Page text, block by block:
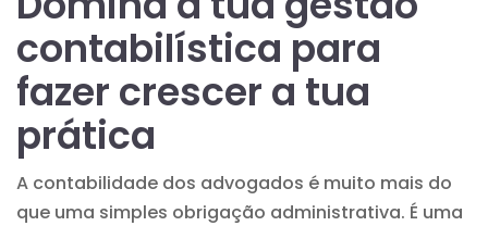
contabilística para
fazer crescer a tua
prática
A contabilidade dos advogados é muito mais do
que uma simples obrigação administrativa. É uma